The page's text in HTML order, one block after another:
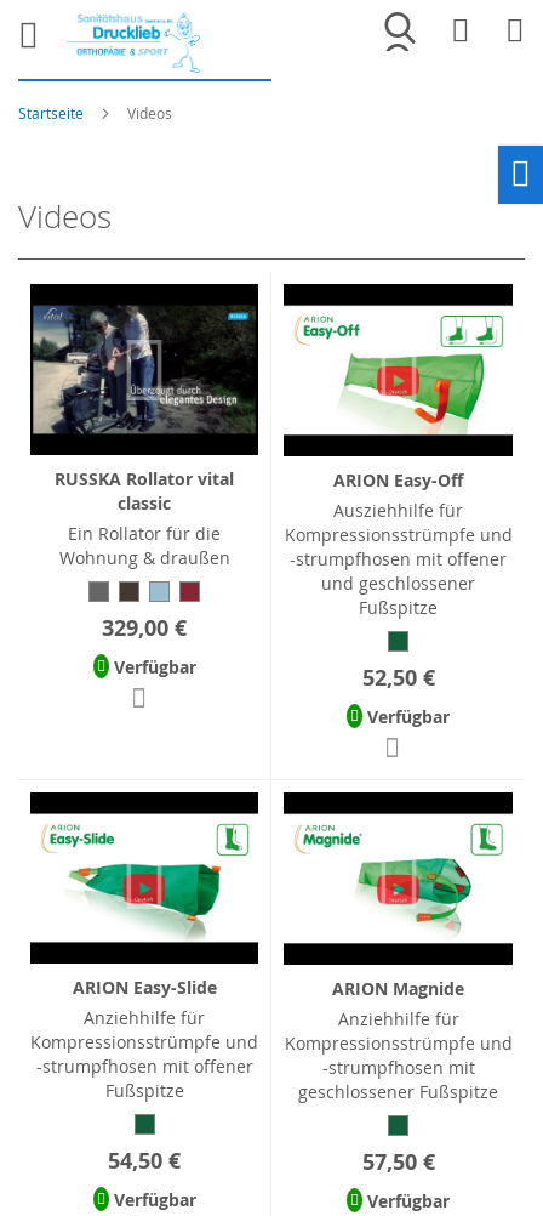
Merkliste
Startseite Videos
Videos
RUSSKA Rollator vital
classic
Ein Rollator für die
Wohnung & draußen
329,00 €
Verfügbar
ARION Easy-Off
Ausziehhilfe für
Kompressionsstrümpfe und
-strumpfhosen mit offener
und geschlossener
Fußspitze
52,50 €
Verfügbar
ARION Easy-Slide
Anziehhilfe für
Kompressionsstrümpfe und
-strumpfhosen mit offener
Fußspitze
54,50 €
Verfügbar
ARION Magnide
Anziehhilfe für
Kompressionsstrümpfe und
-strumpfhosen mit
geschlossener Fußspitze
57,50 €
Verfügbar